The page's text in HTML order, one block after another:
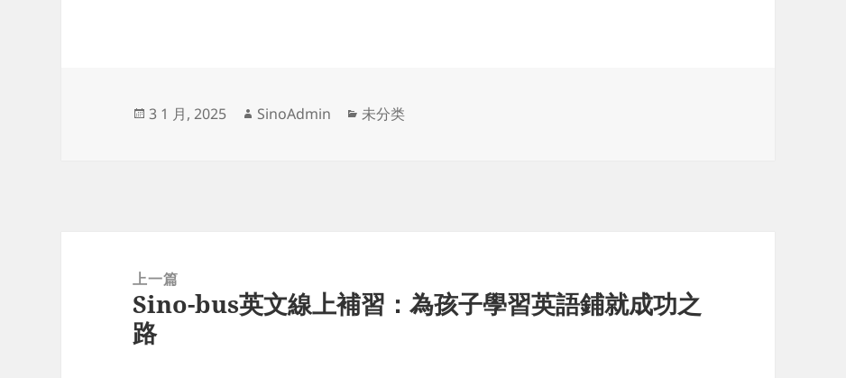
发
3 1 月, 2025
作
SinoAdmin
分
未分类
上一篇
上
篇
Sino-bus英文線上補習：為孩子學習英語鋪就成功之
路